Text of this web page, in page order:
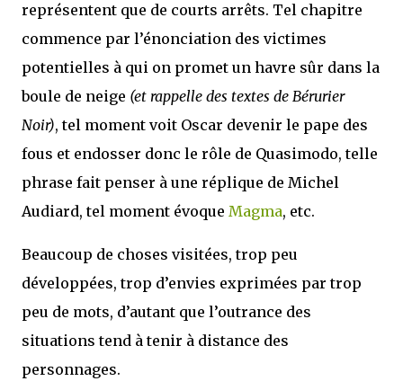
représentent que de courts arrêts. Tel chapitre
commence par l’énonciation des victimes
potentielles à qui on promet un havre sûr dans la
boule de neige (et rappelle des textes de Bérurier
Noir), tel moment voit Oscar devenir le pape des
fous et endosser donc le rôle de Quasimodo, telle
phrase fait penser à une réplique de Michel
Audiard, tel moment évoque Magma, etc.
Beaucoup de choses visitées, trop peu
développées, trop d’envies exprimées par trop
peu de mots, d’autant que l’outrance des
situations tend à tenir à distance des
personnages.